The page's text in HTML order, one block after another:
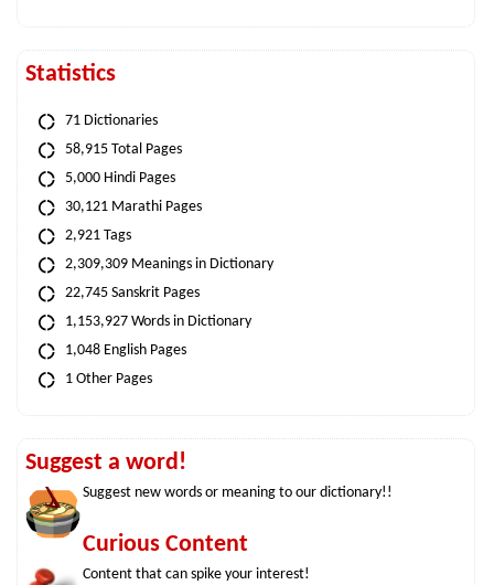
Statistics
71 Dictionaries
58,915 Total Pages
5,000 Hindi Pages
30,121 Marathi Pages
2,921 Tags
2,309,309 Meanings in Dictionary
22,745 Sanskrit Pages
1,153,927 Words in Dictionary
1,048 English Pages
1 Other Pages
Suggest a word!
Suggest new words or meaning to our dictionary!!
Curious Content
Content that can spike your interest!